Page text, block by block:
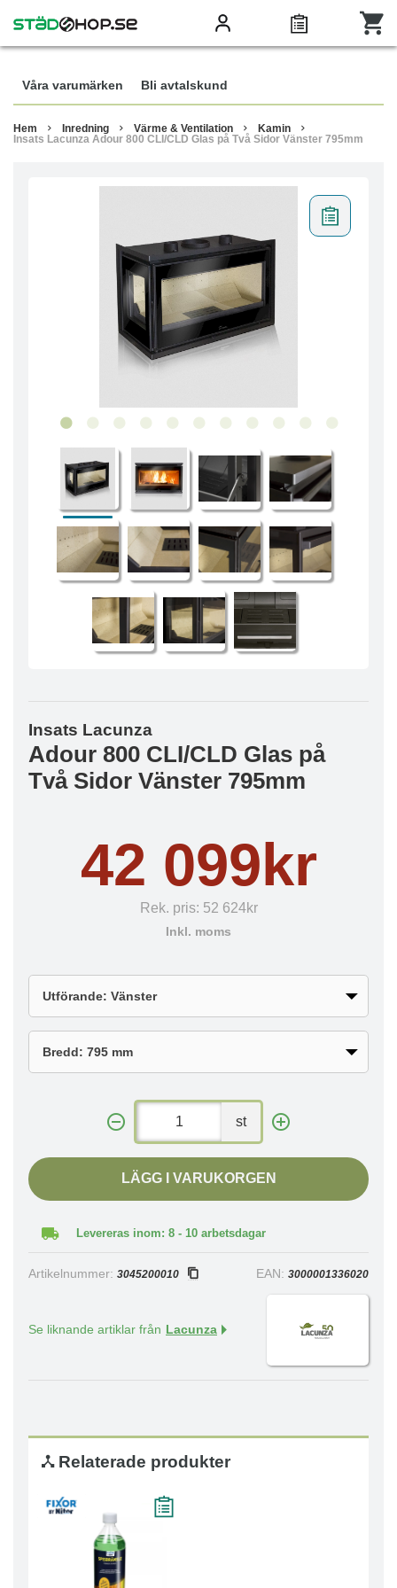
Våra varumärken Bli avtalskund
Hem Inredning Värme & Ventilation
Kamin
Insats Lacunza Adour 800 CLI/CLD Glas på Två Sidor Vänster 795mm
Insats Lacunza
Adour 800 CLI/CLD Glas på
Två Sidor Vänster 795mm
42 099kr
Rek. pris: 52 624kr
Inkl. moms
st
LÄGG I VARUKORGEN
Levereras inom: 8 - 10 arbetsdagar
Artikelnummer: 3045200010 EAN: 3000001336020
Se liknande artiklar från Lacunza
Relaterade produkter